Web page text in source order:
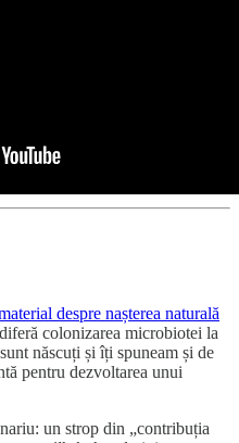
despre nașterea naturală
colonizarea microbiotei la
născuți și îți spuneam și de
pentru dezvoltarea unui
un strop din „contribuția